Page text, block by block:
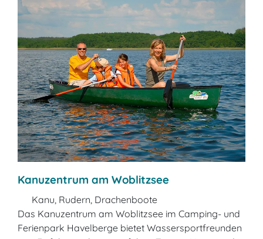
Kanuzentrum am Woblitzsee
Kanu, Rudern, Drachenboote
Das Kanuzentrum am Woblitzsee im Camping- und
Ferienpark Havelberge bietet Wassersportfreunden